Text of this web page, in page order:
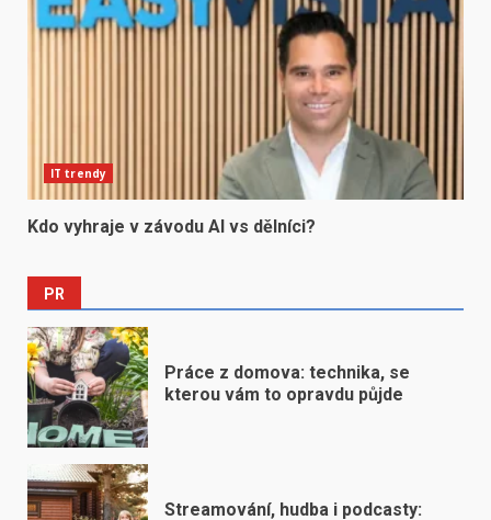
IT trendy
Kdo vyhraje v závodu AI vs dělníci?
PR
Práce z domova: technika, se
kterou vám to opravdu půjde
Streamování, hudba i podcasty: